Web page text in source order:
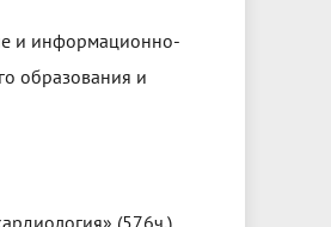
и информационно-
образования и